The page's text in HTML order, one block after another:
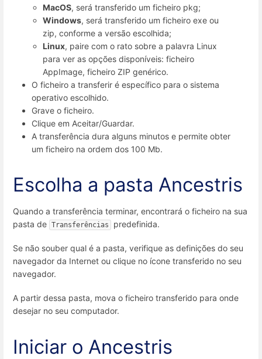
MacOS, será transferido um ficheiro pkg;
Windows, será transferido um ficheiro exe ou
zip, conforme a versão escolhida;
Linux, paire com o rato sobre a palavra Linux
para ver as opções disponíveis: ficheiro
AppImage, ficheiro ZIP genérico.
O ficheiro a transferir é específico para o sistema
operativo escolhido.
Grave o ficheiro.
Clique em Aceitar/Guardar.
A transferência dura alguns minutos e permite obter
um ficheiro na ordem dos 100 Mb.
Escolha a pasta Ancestris
Quando a transferência terminar, encontrará o ficheiro na sua
pasta de Transferências predefinida.
Se não souber qual é a pasta, verifique as definições do seu
navegador da Internet ou clique no ícone transferido no seu
navegador.
A partir dessa pasta, mova o ficheiro transferido para onde
desejar no seu computador.
Iniciar o Ancestris